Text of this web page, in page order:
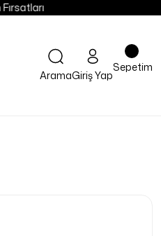
AramaGiriş Yap
Sepetim